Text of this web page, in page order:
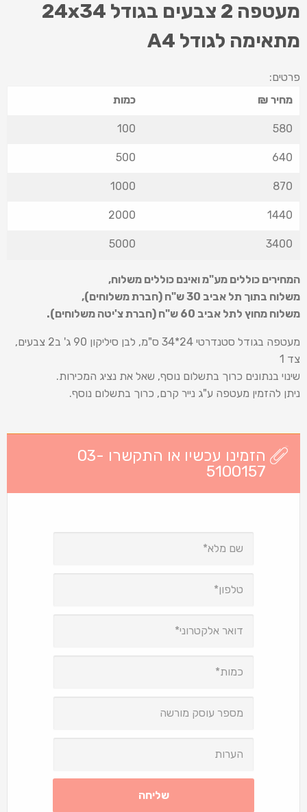
מעטפה 2 צבעים בגודל 24x34
מתאימה לגודל A4
פרטים:
מחיר ₪ כמות
580
100
640
500
870
1000
1440
2000
3400
5000
המחירים כוללים מע"מ ואינם כוללים משלוח,
משלוח בתוך תל אביב 30 ש
"ח (חברת משלוחים),
משלוח מחוץ לתל אביב 60 ש
"ח (חברת צ'יטה משלוחים).
מעטפה בגודל סטנדרטי 24*34 ס"מ, לבן סיליקון 90 ג' ב2 צבעים,
צד 1
שינוי בנתונים כרוך בתשלום נוסף, שאל את נציג המכירות.
ניתן להזמין מעטפה ע"ג נייר קרם, כרוך בתשלום נוסף.
הזמינו עכשיו או התקשרו 03-
5100157